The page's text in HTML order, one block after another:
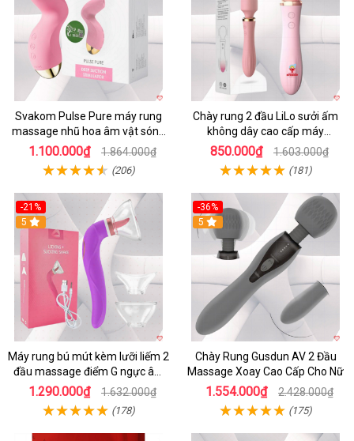
Svakom Pulse Pure máy rung
massage nhũ hoa âm vật sóng
âm
1.100.000₫ 1.864.000₫
(206)
Chày rung 2 đầu LiLo sưởi ấm
không dây cao cấp máy
massage G
850.000₫ 1.603.000₫
(181)
-21%
5
Máy rung bú mút kèm lưỡi liếm 2
đầu massage điểm G ngực âm
đạo
1.290.000₫ 1.632.000₫
(178)
-36%
5
Chày Rung Gusdun AV 2 Đầu
Massage Xoay Cao Cấp Cho Nữ
1.554.000₫ 2.428.000₫
(175)